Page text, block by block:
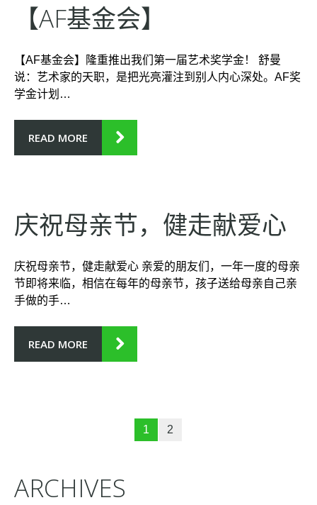
【AF基金会】
【AF基金会】隆重推出我们第一届艺术奖学金！ 舒曼
说：艺术家的天职，是把光亮灌注到别人内心深处。AF奖
学金计划…
READ MORE
庆祝母亲节，健走献爱心
庆祝母亲节，健走献爱心 亲爱的朋友们，一年一度的母亲
节即将来临，相信在每年的母亲节，孩子送给母亲自己亲
手做的手…
READ MORE
1 2
ARCHIVES